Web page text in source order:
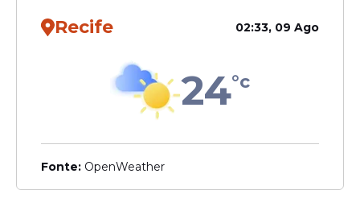
Veja Também
Na avaliação da senadora, esses temas
extrapolam a função regulamentar do
Recife 02:33, 09 Ago
24°c
Fonte: OpenWeather